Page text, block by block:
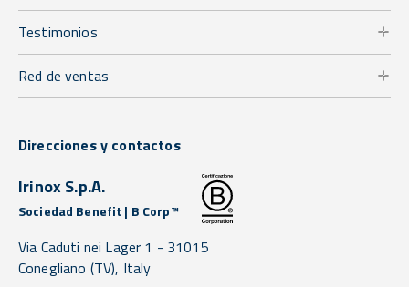
Testimonios
Red de ventas
Direcciones y contactos
Irinox S.p.A.
Sociedad Benefit | B Corp™
Via Caduti nei Lager 1 - 31015
Conegliano (TV), Italy